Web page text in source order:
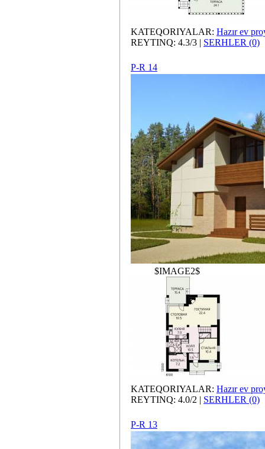
KATEQORIYALAR: Hazır ev
REYTINQ: 4.3/3 | SERHLER (0)
P-R 14
$IMAGE2$
KATEQORIYALAR: Hazır ev
REYTINQ: 4.0/2 | SERHLER (0)
P-R 13